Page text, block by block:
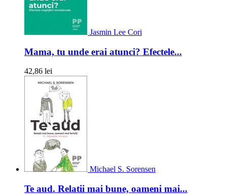
Jasmin Lee Cori
Mama, tu unde erai atunci? Efectele...
42,86 lei
Michael S. Sorensen
Te aud. Relatii mai bune, oameni mai...